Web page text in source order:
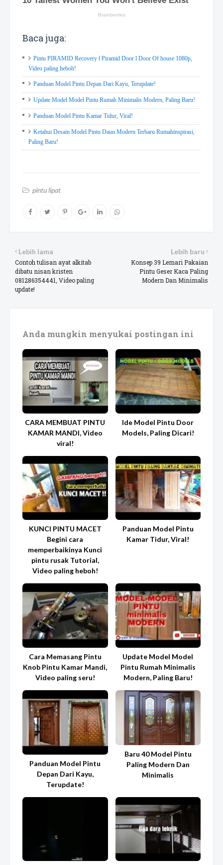
Baca juga:
Pintu PIRAMID Recovery l Piramid Door l Door Of house 1080p,
Video paling heboh!
Panduan Model Pintu Depan Dari Kayu, Terupdate!
Update Model Model Pintu Rumah Minimalis Modern, Paling Baru!
Panduan Model Pintu Kamar Tidur, Viral!
Ketahui Desain Model Pintu Daun Modern Terbaru Rumahinspirasi,
Paling Baru!
pintu lipat
Lebih baru
Konsep 39 Lemari Pakaian
Pintu Geser Kaca Paling
Modern Dan Minimalis
Lebih lama
Contoh tulisan ayat alkitab
dibatu nisan kristen
081286354441, Video paling
update!
Anda mungkin menyukai postingan ini
CARA MEMBUAT PINTU
KAMAR MANDI, Video
viral!
Ide Model Pintu Door
Models, Paling Dicari!
KUNCI PINTU MACET
Begini cara
memperbaikinya Kunci
pintu rusak Tutorial,
Video paling heboh!
Panduan Model Pintu
Kamar Tidur, Viral!
Cara Memasang Pintu
Knob Pintu Kamar Mandi,
Video paling seru!
Update Model Model
Pintu Rumah Minimalis
Modern, Paling Baru!
Panduan Model Pintu
Depan Dari Kayu,
Terupdate!
Baru 40 Model Pintu
Paling Modern Dan
Minimalis